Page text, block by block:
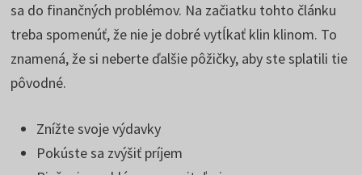
sa do finančných problémov. Na začiatku tohto článku
treba spomenúť, že nie je dobré vytĺkať klin klinom. To
znamená, že si neberte ďalšie pôžičky, aby ste splatili tie
pôvodné.
Znížte svoje výdavky
Pokúste sa zvýšiť príjem